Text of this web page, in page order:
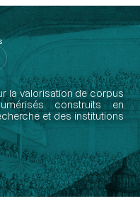
la valorisation de corpus
construits en
et des institutions